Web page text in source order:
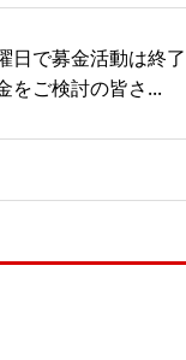
日で募金活動は終
をご検討の皆さ...